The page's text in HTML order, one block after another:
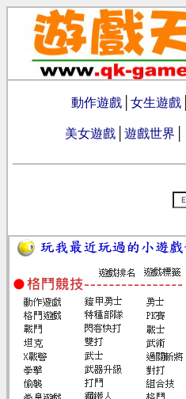
動作遊戲 女生遊戲
美女遊戲 遊戲世界